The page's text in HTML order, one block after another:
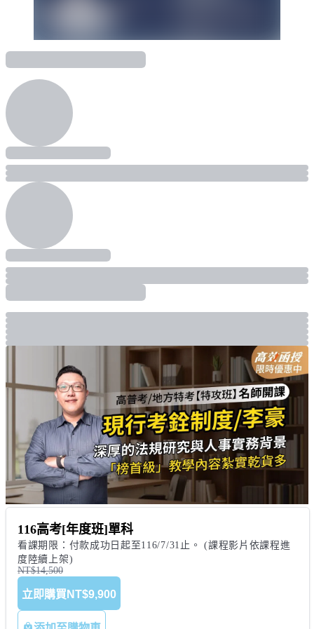
116高考[年度班]單科
看課期限：付款成功日起至116/7/31止。 (課程影片依課程進
度陸續上架)
NT$14,500
立即購買 NT$9,900